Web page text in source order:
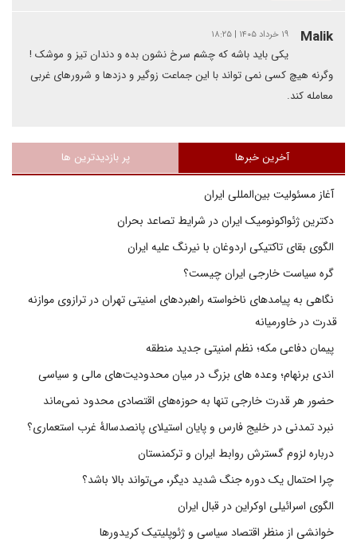
Malik ۱۹ خرداد ۱۴۰۵ | ۱۸:۲۵
یکی باید باشه که چشم سرخ نشون بده و دندان تیز و موشک !
وگرنه هیچ کسی نمی تواند با این جماعت زوگیر و دزدها و شرورهای غربی
معامله کند.
آخرین خبرها پر بازدیدترین ها
آغاز مسئولیت بین‌المللی ایران
دکترین ژئواکونومیک ایران در شرایط تصاعد بحران
الگوی بقای تاکتیکی اردوغان با نیرنگ علیه ایران
گره سیاست خارجی ایران چیست؟
نگاهی به پیامدهای ناخواسته راهبردهای امنیتی تهران در ترازوی موازنه
قدرت در خاورمیانه
پیمان دفاعی مکه؛ نظم امنیتی جدید منطقه
اندی برنهام؛ وعده های بزرگ در میان محدودیت‌های مالی و سیاسی
حضور هر قدرت خارجی تنها به حوزه‌های اقتصادی محدود نمی‌ماند
نبرد تمدنی در خلیج فارس و پایان استیلای پانصدسالۀ غرب استعماری؟
درباره لزوم گسترش روابط ایران و ترکمنستان
چرا احتمال یک دوره جنگ شدید دیگر، می‌تواند بالا باشد؟
الگوی اسرائیلی اوکراین در قبال ایران
خوانشی از منظر اقتصاد سیاسی و ژئوپلیتیک کریدورها